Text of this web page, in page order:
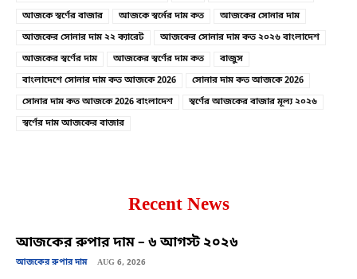
আজকে স্বর্ণের বাজার
আজকে স্বর্নের দাম কত
আজকের সোনার দাম
আজকের সোনার দাম ২২ ক্যারেট
আজকের সোনার দাম কত ২০২৬ বাংলাদেশ
আজকের স্বর্ণের দাম
আজকের স্বর্ণের দাম কত
বাজুস
বাংলাদেশে সোনার দাম কত আজকে 2026
সোনার দাম কত আজকে 2026
সোনার দাম কত আজকে 2026 বাংলাদেশ
স্বর্ণের আজকের বাজার মূল্য ২০২৬
স্বর্ণের দাম আজকের বাজার
Recent News
আজকের রুপার দাম – ৬ আগস্ট ২০২৬
আজকের রুপার দাম AUG 6, 2026